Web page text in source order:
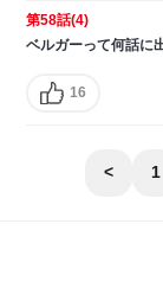
第58話(4)
ベルガーって何話に
16
< 1